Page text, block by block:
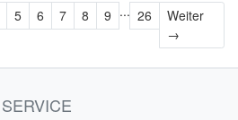
5 6 7 8 9 ... 26
Weiter
→Weiter
SERVICE